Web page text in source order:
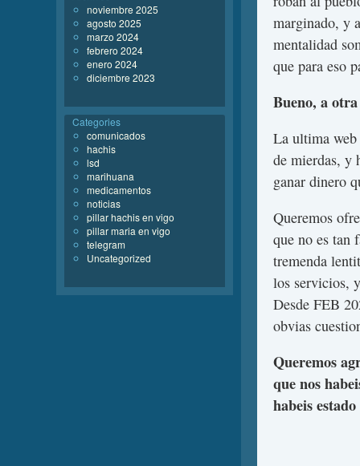
marginado, y
mentalidad
que para eso
Bueno, a
La ultima web
de mierdas, y
ganar dinero
Queremos
que no es tan
tremenda
los servicios,
Desde FEB
obvias
Queremos
que nos
habeis
noviembre 2025
agosto 2025
marzo 2024
febrero 2024
enero 2024
diciembre 2023
Categories
comunicados
hachis
lsd
marihuana
medicamentos
noticias
pillar hachis en vigo
pillar maria en vigo
telegram
Uncategorized